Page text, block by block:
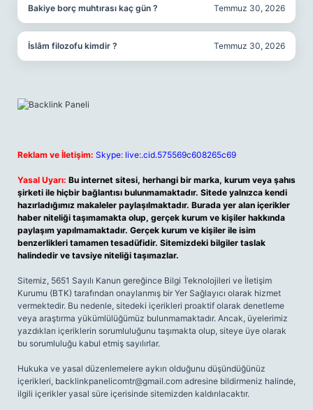
Bakiye borç muhtırası kaç gün ? Temmuz 30, 2026
İslâm filozofu kimdir ? Temmuz 30, 2026
Reklam ve İletişim: Skype: live:.cid.575569c608265c69
Yasal Uyarı: Bu internet sitesi, herhangi bir marka, kurum veya şahıs
şirketi ile hiçbir bağlantısı bulunmamaktadır. Sitede yalnızca kendi
hazırladığımız makaleler paylaşılmaktadır. Burada yer alan içerikler
haber niteliği taşımamakta olup, gerçek kurum ve kişiler hakkında
paylaşım yapılmamaktadır. Gerçek kurum ve kişiler ile isim
benzerlikleri tamamen tesadüfidir. Sitemizdeki bilgiler taslak
halindedir ve tavsiye niteliği taşımazlar.
Sitemiz, 5651 Sayılı Kanun gereğince Bilgi Teknolojileri ve İletişim
Kurumu (BTK) tarafından onaylanmış bir Yer Sağlayıcı olarak hizmet
vermektedir. Bu nedenle, sitedeki içerikleri proaktif olarak denetleme
veya araştırma yükümlülüğümüz bulunmamaktadır. Ancak, üyelerimiz
yazdıkları içeriklerin sorumluluğunu taşımakta olup, siteye üye olarak
bu sorumluluğu kabul etmiş sayılırlar.
Hukuka ve yasal düzenlemelere aykırı olduğunu düşündüğünüz
içerikleri, backlinkpanelicomtr@gmail.com adresine bildirmeniz halinde,
ilgili içerikler yasal süre içerisinde sitemizden kaldırılacaktır.